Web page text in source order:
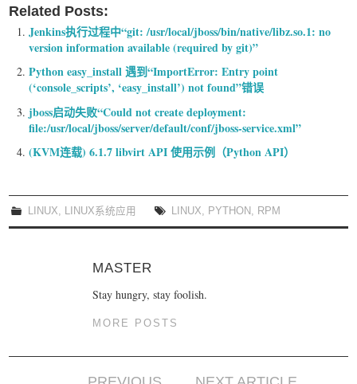
Related Posts:
Jenkins执行过程中“git: /usr/local/jboss/bin/native/libz.so.1: no
version information available (required by git)”
Python easy_install 遇到“ImportError: Entry point
(‘console_scripts’, ‘easy_install’) not found”错误
jboss启动失败“Could not create deployment:
file:/usr/local/jboss/server/default/conf/jboss-service.xml”
(KVM连载) 6.1.7 libvirt API 使用示例（Python API）
LINUX, LINUX系统应用 LINUX, PYTHON , RPM
MASTER
Stay hungry, stay foolish.
MORE POSTS